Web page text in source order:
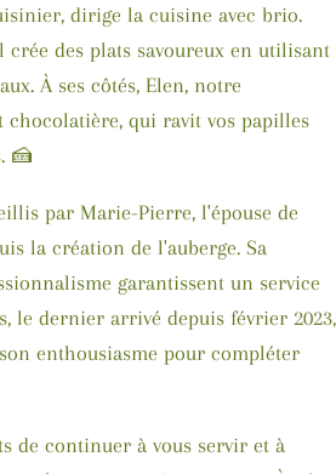
dirige la cuisine avec brio.
crée des plats savoureux en utilisant
À ses côtés, Elen, notre
chocolatière, qui ravit vos papilles
🍰
par Marie-Pierre, l'épouse de
la création de l'auberge. Sa
garantissent un service
le dernier arrivé depuis février 2023,
enthousiasme pour compléter
de continuer à vous servir et à